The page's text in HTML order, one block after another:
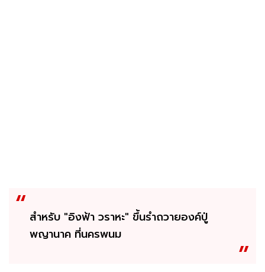
สำหรับ "อิงฟ้า วราหะ" ขึ้นรำถวายองค์ปู่
พญานาค ที่นครพนม